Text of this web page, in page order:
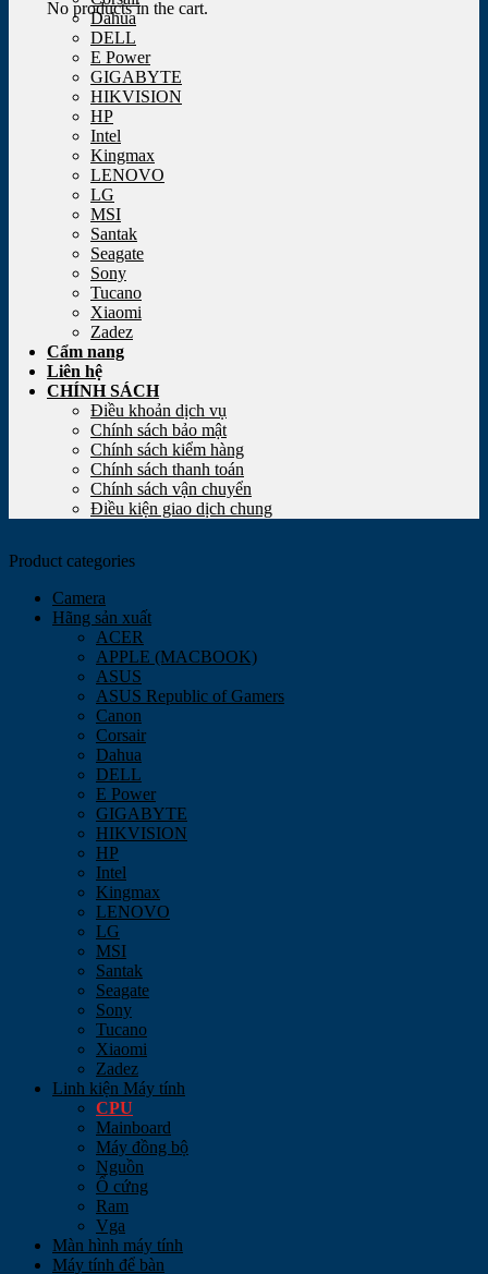
No products in the cart.
Dahua
DELL
E Power
GIGABYTE
HIKVISION
HP
Intel
Kingmax
LENOVO
LG
MSI
Santak
Seagate
Sony
Tucano
Xiaomi
Zadez
Cẩm nang
Liên hệ
CHÍNH SÁCH
Điều khoản dịch vụ
Chính sách bảo mật
Chính sách kiểm hàng
Chính sách thanh toán
Chính sách vận chuyển
Điều kiện giao dịch chung
Product categories
Camera
Hãng sản xuất
ACER
APPLE (MACBOOK)
ASUS
ASUS Republic of Gamers
Canon
Corsair
Dahua
DELL
E Power
GIGABYTE
HIKVISION
HP
Intel
Kingmax
LENOVO
LG
MSI
Santak
Seagate
Sony
Tucano
Xiaomi
Zadez
Linh kiện Máy tính
CPU
Mainboard
Máy đồng bộ
Nguồn
Ổ cứng
Ram
Vga
Màn hình máy tính
Máy tính để bàn